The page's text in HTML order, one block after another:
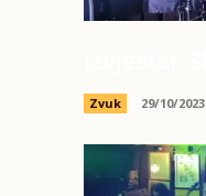
Zvuk 29/10/2023